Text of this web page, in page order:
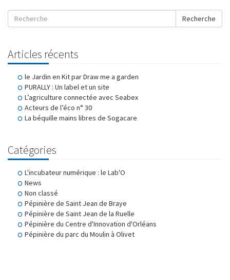
Recherche
Articles récents
le Jardin en Kit par Draw me a garden
PURALLY : Un label et un site
L’agriculture connectée avec Seabex
Acteurs de l’éco n° 30
La béquille mains libres de Sogacare
Catégories
L'incubateur numérique : le Lab'O
News
Non classé
Pépinière de Saint Jean de Braye
Pépinière de Saint Jean de la Ruelle
Pépinière du Centre d'Innovation d'Orléans
Pépinière du parc du Moulin à Olivet